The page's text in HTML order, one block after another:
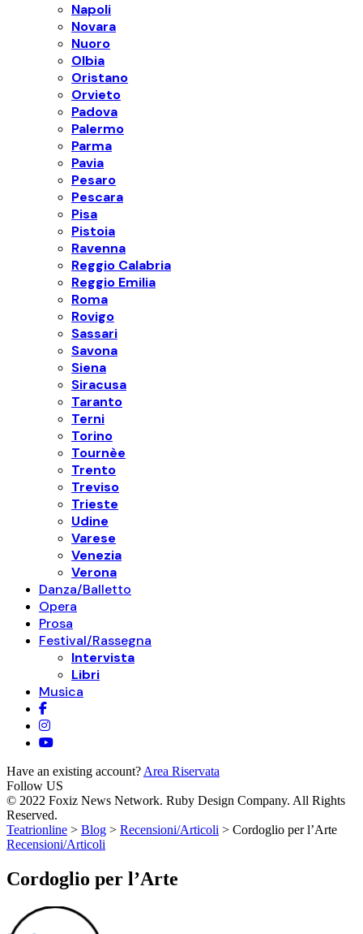
Napoli
Novara
Nuoro
Olbia
Oristano
Orvieto
Padova
Palermo
Parma
Pavia
Pesaro
Pescara
Pisa
Pistoia
Ravenna
Reggio Calabria
Reggio Emilia
Roma
Rovigo
Sassari
Savona
Siena
Siracusa
Taranto
Terni
Torino
Tournèe
Trento
Treviso
Trieste
Udine
Varese
Venezia
Verona
Danza/Balletto
Opera
Prosa
Festival/Rassegna
Intervista
Libri
Musica
Have an existing account? Area Riservata
Follow US
© 2022 Foxiz News Network. Ruby Design Company. All Rights
Reserved.
Teatrionline > Blog > Recensioni/Articoli > Cordoglio per l’Arte
Recensioni/Articoli
Cordoglio per l’Arte